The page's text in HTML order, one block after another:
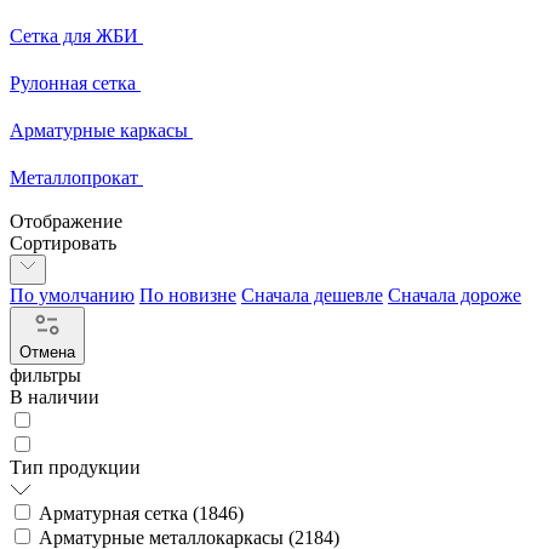
Сетка для ЖБИ
Рулонная сетка
Арматурные каркасы
Металлопрокат
Отображение
Сортировать
По умолчанию По новизне Сначала дешевле Сначала дороже
Отмена
фильтры
В наличии
Тип продукции
Арматурная сетка (1846)
Арматурные металлокаркасы (2184)